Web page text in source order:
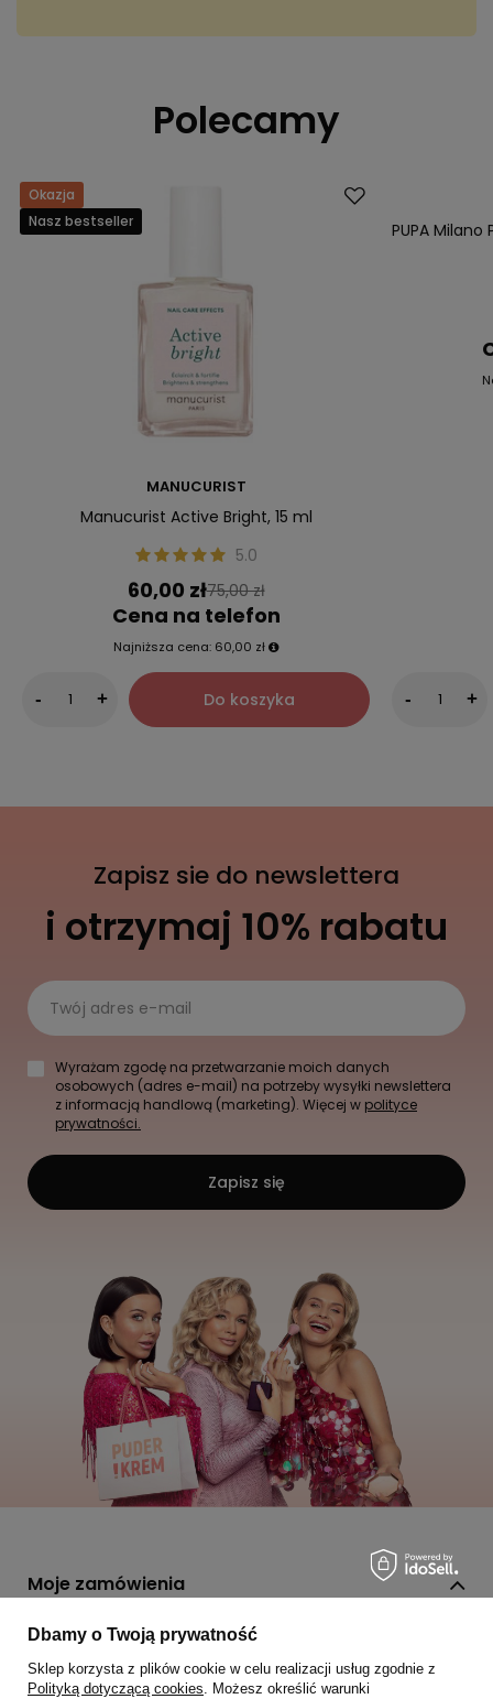
Polecamy
Okazja
Nasz bestseller
MANUCURIST
Manucurist Active Bright, 15 ml
5.0
60,00 zł75,00 zł
Cena na telefon
Najniższa cena: 60,00 zł
- + Do koszyka
PUPA
- +
Zapisz sie do newslettera
i otrzymaj 10% rabatu
Twój adres e-mail
Wyrażam zgodę na przetwarzanie moich danych
osobowych (adres e-mail) na potrzeby wysyłki newslettera
z informacją handlową (marketing). Więcej w polityce
prywatności.
Zapisz się
Moje zamówienia
Status zamówienia
Śledzenie przesyłki
Dbamy o Twoją prywatność
Sklep korzysta z plików cookie w celu realizacji usług zgodnie z
Polityką dotyczącą cookies. Możesz określić warunki